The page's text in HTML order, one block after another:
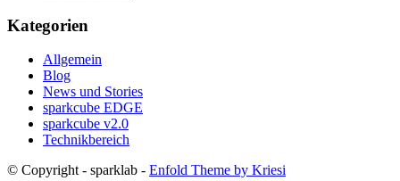
Kategorien
Allgemein
Blog
News und Stories
sparkcube EDGE
sparkcube v2.0
Technikbereich
© Copyright - sparklab - Enfold Theme by Kriesi